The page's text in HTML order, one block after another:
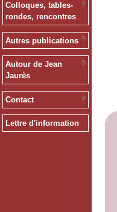
Colloques, tables-
rondes, rencontres
Autres publications
Autour de Jean
Jaurès
Contact
Lettre d'information